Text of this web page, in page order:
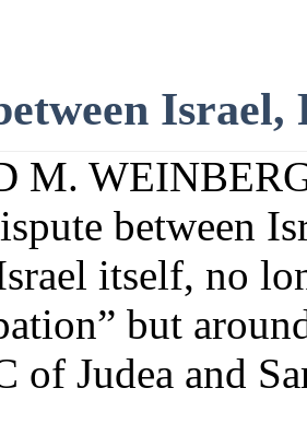
Israel,
M.
between
itself, no
but
of Judea and